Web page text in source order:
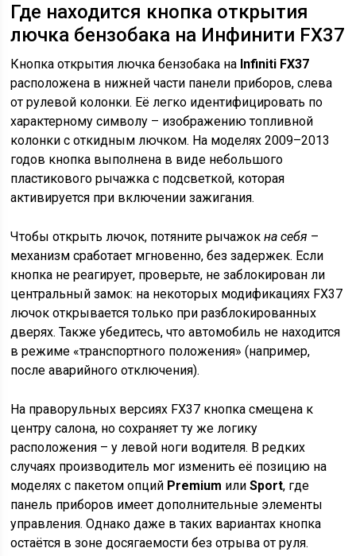
Где находится кнопка открытия
лючка бензобака на Инфинити FX37
Кнопка открытия лючка бензобака на Infiniti FX37
расположена в нижней части панели приборов, слева
от рулевой колонки. Её легко идентифицировать по
характерному символу – изображению топливной
колонки с откидным лючком. На моделях 2009–2013
годов кнопка выполнена в виде небольшого
пластикового рычажка с подсветкой, которая
активируется при включении зажигания.
Чтобы открыть лючок, потяните рычажокна себя –
механизм сработает мгновенно, без задержек. Если
кнопка не реагирует, проверьте, не заблокирован ли
центральный замок: на некоторых модификациях FX37
лючок открывается только при разблокированных
дверях. Также убедитесь, что автомобиль не находится
в режиме «транспортного положения» (например,
после аварийного отключения).
На праворульных версиях FX37 кнопка смещена к
центру салона, но сохраняет ту же логику
расположения – у левой ноги водителя. В редких
случаях производитель мог изменить её позицию на
моделях с пакетом опций Premium илиSport, где
панель приборов имеет дополнительные элементы
управления. Однако даже в таких вариантах кнопка
остаётся в зоне досягаемости без отрыва от руля.